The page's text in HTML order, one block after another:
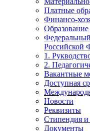
Платные
Финансо-
Образование
Российской
1.
2.
Вакантные
Доступная
Новости
Реквизиты
Стипендия
Документы